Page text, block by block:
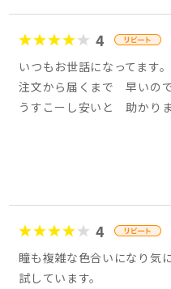
4
いつもお世話になってます。
注文から届くまで 早いの
うすこーし安いと 助かりま
4
瞳も複雑な色合いになり気
試しています。